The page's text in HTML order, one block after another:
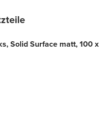
Solid Surface matt, 100 x